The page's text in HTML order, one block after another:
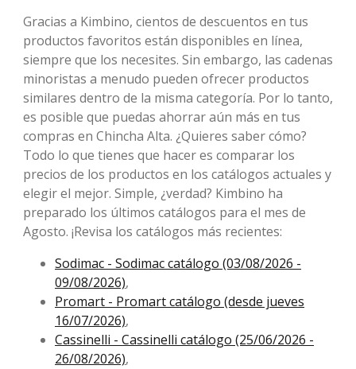
Gracias a Kimbino, cientos de descuentos en tus
productos favoritos están disponibles en línea,
siempre que los necesites. Sin embargo, las cadenas
minoristas a menudo pueden ofrecer productos
similares dentro de la misma categoría. Por lo tanto,
es posible que puedas ahorrar aún más en tus
compras en Chincha Alta. ¿Quieres saber cómo?
Todo lo que tienes que hacer es comparar los
precios de los productos en los catálogos actuales y
elegir el mejor. Simple, ¿verdad? Kimbino ha
preparado los últimos catálogos para el mes de
Agosto. ¡Revisa los catálogos más recientes:
Sodimac - Sodimac catálogo (03/08/2026 -
09/08/2026),
Promart - Promart catálogo (desde jueves
16/07/2026),
Cassinelli - Cassinelli catálogo (25/06/2026 -
26/08/2026),